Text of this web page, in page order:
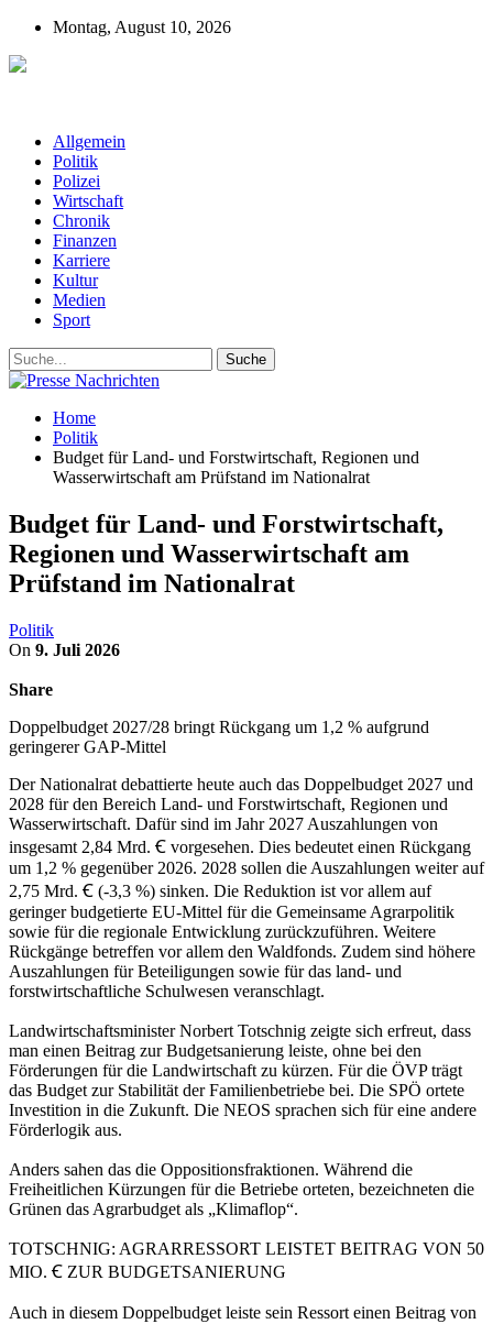
Montag, August 10, 2026
Allgemein
Politik
Polizei
Wirtschaft
Chronik
Finanzen
Karriere
Kultur
Medien
Sport
Home
Politik
Budget für Land- und Forstwirtschaft, Regionen und
Wasserwirtschaft am Prüfstand im Nationalrat
Budget für Land- und Forstwirtschaft,
Regionen und Wasserwirtschaft am
Prüfstand im Nationalrat
Politik
On 9. Juli 2026
Share
Doppelbudget 2027/28 bringt Rückgang um 1,2 % aufgrund
geringerer GAP-Mittel
Der Nationalrat debattierte heute auch das Doppelbudget 2027 und
2028 für den Bereich Land- und Forstwirtschaft, Regionen und
Wasserwirtschaft. Dafür sind im Jahr 2027 Auszahlungen von
insgesamt 2,84 Mrd. Ꞓ vorgesehen. Dies bedeutet einen Rückgang
um 1,2 % gegenüber 2026. 2028 sollen die Auszahlungen weiter auf
2,75 Mrd. Ꞓ (-3,3 %) sinken. Die Reduktion ist vor allem auf
geringer budgetierte EU-Mittel für die Gemeinsame Agrarpolitik
sowie für die regionale Entwicklung zurückzuführen. Weitere
Rückgänge betreffen vor allem den Waldfonds. Zudem sind höhere
Auszahlungen für Beteiligungen sowie für das land- und
forstwirtschaftliche Schulwesen veranschlagt.
Landwirtschaftsminister Norbert Totschnig zeigte sich erfreut, dass
man einen Beitrag zur Budgetsanierung leiste, ohne bei den
Förderungen für die Landwirtschaft zu kürzen. Für die ÖVP trägt
das Budget zur Stabilität der Familienbetriebe bei. Die SPÖ ortete
Investition in die Zukunft. Die NEOS sprachen sich für eine andere
Förderlogik aus.
Anders sahen das die Oppositionsfraktionen. Während die
Freiheitlichen Kürzungen für die Betriebe orteten, bezeichneten die
Grünen das Agrarbudget als „Klimaflop“.
TOTSCHNIG: AGRARRESSORT LEISTET BEITRAG VON 50
MIO. Ꞓ ZUR BUDGETSANIERUNG
Auch in diesem Doppelbudget leiste sein Ressort einen Beitrag von